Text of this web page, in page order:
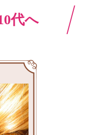
代へ